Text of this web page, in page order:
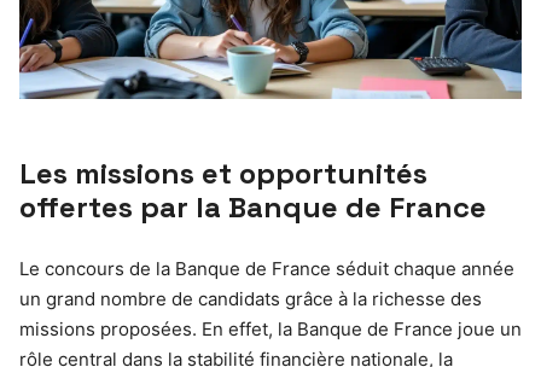
Les missions et opportunités
offertes par la Banque de France
Le concours de la Banque de France séduit chaque année
un grand nombre de candidats grâce à la richesse des
missions proposées. En effet, la Banque de France joue un
rôle central dans la stabilité financière nationale, la